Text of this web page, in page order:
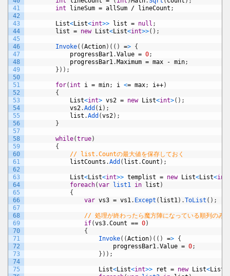
41
42
43
44
45
46
47
48
49
50
51
52
53
54
55
56
57
58
59
60
61
62
63
64
65
66
67
68
69
70
71
72
73
74
75
int
lineSum = allSum / lineCount ;
List<List<int>> list = null ;
list = new List<List<int>>( ) ;
Invoke( (Action) ( ( ) => {
progressBar1.Value = 0;
progressBar1. Maximum = max - min;
} ) ) ;
for( int i = min; i <= max; i++)
{
List<int> vs2 = new List<int>( ) ;
vs2.Add ( i) ;
list .Add (vs2) ;
}
while(true)
{
// list.Countの最大値を保存しておく
listCounts .Add ( list .Count ) ;
List<List<int>> templist = new List<List<int
foreach(var list1 in list )
{
var vs3 = vs1. Except ( list1) .ToList ( ) ;
// 処理が終わったら魔方陣になっている順列のみ
if(vs3.Count == 0)
{
Invoke( (Action) ( ( ) => {
progressBar1.Value = 0;
} ) ) ;
List<List<int>> ret = new List<List